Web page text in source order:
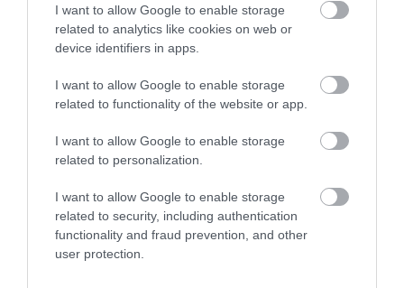
I want to allow Google to enable storage
related to analytics like cookies on web or
device identifiers in apps.
I want to allow Google to enable storage
related to functionality of the website or app.
I want to allow Google to enable storage
related to personalization.
I want to allow Google to enable storage
related to security, including authentication
functionality and fraud prevention, and other
user protection.